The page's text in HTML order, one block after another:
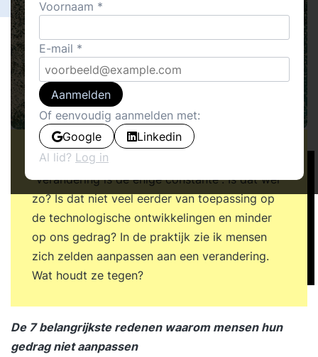
Als ik om me heen kijk hoor ik vaak de stelling
“verandering is de enige constante”. Is dat wel
zo? Is dat niet veel eerder van toepassing op
de technologische ontwikkelingen en minder
op ons gedrag? In de praktijk zie ik mensen
zich zelden aanpassen aan een verandering.
Wat houdt ze tegen?
De 7 belangrijkste redenen waarom mensen hun
gedrag niet aanpassen
Voornaam
E-mail
Aanmelden
Of eenvoudig aanmelden met:
Google
Linkedin
Al lid? Log in